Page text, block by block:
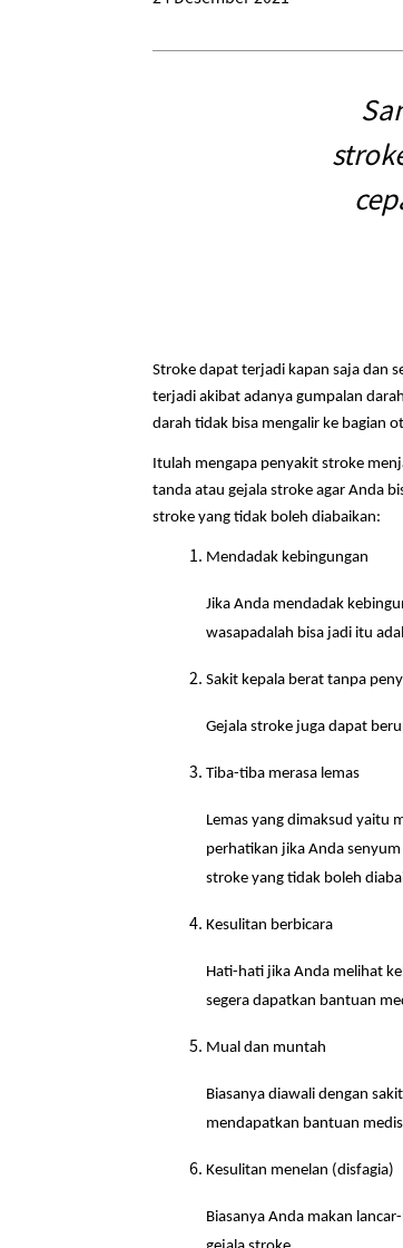
Stroke dapat terjadi kapan saja dan
terjadi akibat adanya gumpalan
darah tidak bisa mengalir ke bagian
Itulah mengapa penyakit stroke
tanda atau gejala stroke agar Anda
stroke yang tidak boleh diabaikan:
Mendadak kebingungan
Jika Anda mendadak
wasapadalah bisa jadi itu
Sakit kepala berat tanpa
Gejala stroke juga dapat
Tiba-tiba merasa lemas
Lemas yang dimaksud yaitu
perhatikan jika Anda
stroke yang tidak boleh
Kesulitan berbicara
Hati-hati jika Anda melihat
segera dapatkan bantuan
Mual dan muntah
Biasanya diawali dengan
mendapatkan bantuan
Kesulitan menelan (disfagia)
Biasanya Anda makan